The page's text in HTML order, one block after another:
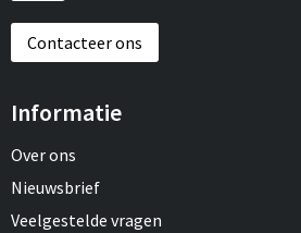
Contacteer ons
Informatie
Over ons
Nieuwsbrief
Veelgestelde vragen